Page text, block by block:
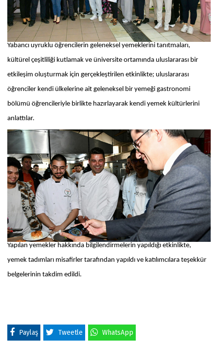
Yabancı uyruklu öğrencilerin geleneksel yemeklerini tanıtmaları,
kültürel çeşitliliği kutlamak ve üniversite ortamında uluslararası bir
etkileşim oluşturmak için gerçekleştirilen etkinlikte; uluslararası
öğrenciler kendi ülkelerine ait geleneksel bir yemeği gastronomi
bölümü öğrencileriyle birlikte hazırlayarak kendi yemek kültürlerini
anlattılar.
Yapılan yemekler hakkında bilgilendirmelerin yapıldığı etkinlikte,
yemek tadımları misafirler tarafından yapıldı ve katılımcılara teşekkür
belgelerinin takdim edildi.
Paylaş Tweetle WhatsApp